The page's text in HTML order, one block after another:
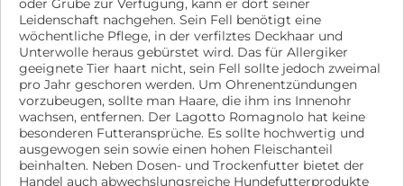
oder Grube zur Verfügung, kann er dort seiner
Leidenschaft nachgehen. Sein Fell benötigt eine
wöchentliche Pflege, in der verfilztes Deckhaar und
Unterwolle heraus gebürstet wird. Das für Allergiker
geeignete Tier haart nicht, sein Fell sollte jedoch zweimal
pro Jahr geschoren werden. Um Ohrenentzündungen
vorzubeugen, sollte man Haare, die ihm ins Innenohr
wachsen, entfernen. Der Lagotto Romagnolo hat keine
besonderen Futteransprüche. Es sollte hochwertig und
ausgewogen sein sowie einen hohen Fleischanteil
beinhalten. Neben Dosen- und Trockenfutter bietet der
Handel auch abwechslungsreiche Hundefutterprodukte